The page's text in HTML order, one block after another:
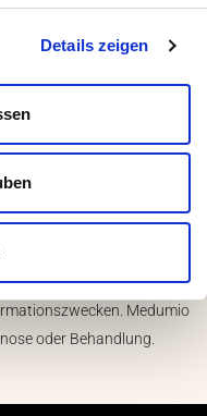
Details zeigen
Unsere Website-Dienste, -
Medumio
oder Behandlung.